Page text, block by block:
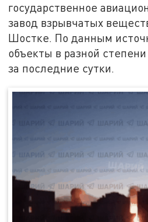
государственное
завод взрывчатых
Шостке. По данным
объекты в разной
за последние сутки.